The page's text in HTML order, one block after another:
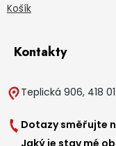
Košík
Kontakty
Teplická 906, 418
Dotazy směřujte
Jaký je stav mé